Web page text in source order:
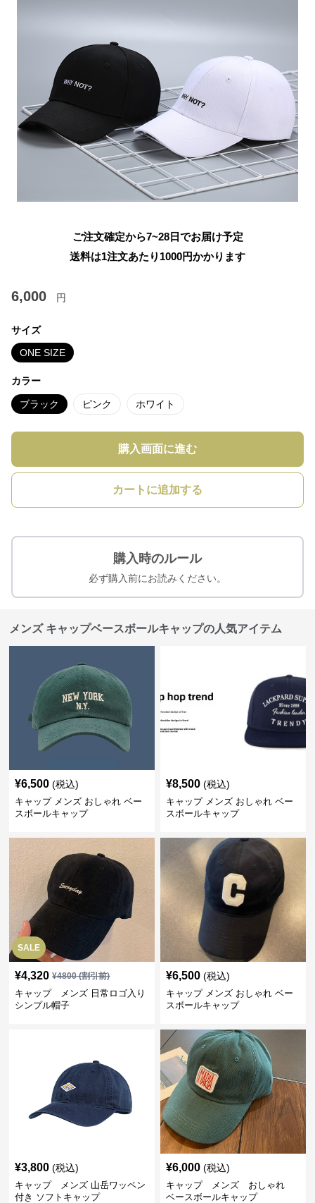
ご注文確定から7~28日でお届け予定
送料は1注文あたり 1000円かかります
6,000 円
サイズ
ONE SIZE
カラー
ブラック ピンク ホワイト
購入画面に進む
カートに追加する
購入時のルール
必ず購入前にお読みください。
メンズ キャップベースボールキャップの人気アイテム
¥6,500 (税込)
キャップ メンズ おしゃれ ベー
スボールキャップ
¥8,500 (税込)
キャップ メンズ おしゃれ ベー
スボールキャップ
SALE
¥4,320 ¥4800(割引前)
キャップ メンズ 日常ロゴ入り
シンプル帽子
¥6,500 (税込)
キャップ メンズ おしゃれ ベー
スボールキャップ
¥3,800 (税込)
キャップ メンズ 山岳ワッペン
付き ソフトキャップ
¥6,000 (税込)
キャップ メンズ おしゃれ
ベースボールキャップ